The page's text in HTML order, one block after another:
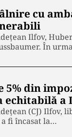
cu
Ilfov,
În
5% din
echitabilă a
(CJ) Ilfov,
fi încasat la…